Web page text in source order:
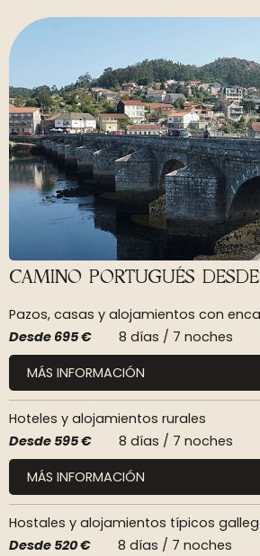
CAMINO PORTUGUÉS
Pazos, casas y alojamientos con
Desde 695 €
8 días / 7 noches
MÁS INFORMACIÓN
Hoteles y alojamientos rurales
Desde 595 €
8 días / 7 noches
MÁS INFORMACIÓN
Hostales y alojamientos típicos
Desde 520 €
8 días / 7 noches